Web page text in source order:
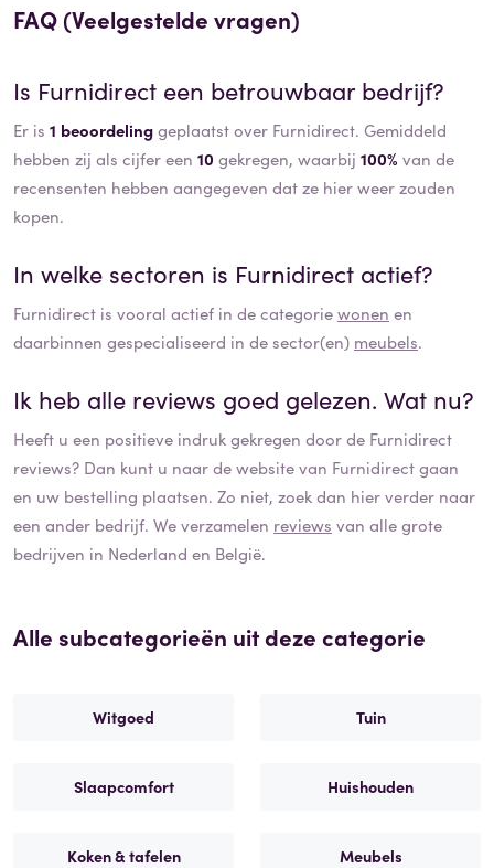
FAQ (Veelgestelde vragen)
Is Furnidirect een betrouwbaar bedrijf?
Er is 1 beoordelinggeplaatst over Furnidirect. Gemiddeld
hebben zij als cijfer een 10 gekregen, waarbij 100% van de
recensenten hebben aangegeven dat ze hier weer zouden
kopen.
In welke sectoren is Furnidirect actief?
Furnidirect is vooral actief in de categoriewonen en
daarbinnen gespecialiseerd in de sector(en) meubels.
Ik heb alle reviews goed gelezen. Wat nu?
Heeft u een positieve indruk gekregen door de Furnidirect
reviews? Dan kunt u naar de website van Furnidirectgaan
en uw bestelling plaatsen. Zo niet, zoek dan hier verder naar
een ander bedrijf. We verzamelen reviews van alle grote
bedrijven in Nederland en België.
Alle subcategorieën uit deze categorie
Witgoed Tuin
Slaapcomfort Huishouden
Koken & tafelen Meubels